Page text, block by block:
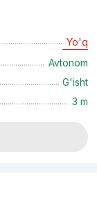
Yo'q
Avtonom
G'isht
3 m